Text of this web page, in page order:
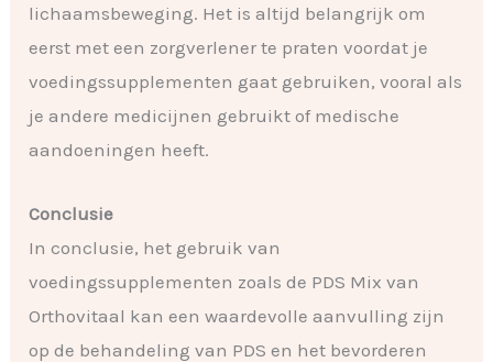
lichaamsbeweging. Het is altijd belangrijk om
eerst met een zorgverlener te praten voordat je
voedingssupplementen gaat gebruiken, vooral als
je andere medicijnen gebruikt of medische
aandoeningen heeft.
Conclusie
In conclusie, het gebruik van
voedingssupplementen zoals de PDS Mix van
Orthovitaal kan een waardevolle aanvulling zijn
op de behandeling van PDS en het bevorderen